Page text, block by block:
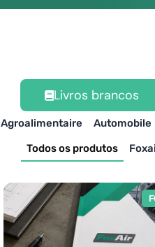
Livros brancos
Agroalimentaire Automobile
Todos os produtos